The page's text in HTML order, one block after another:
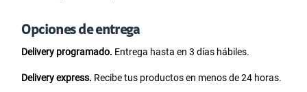
Opciones de entrega
Delivery programado. Entrega hasta en 3 días hábiles.
Delivery express. Recibe tus productos en menos de 24 horas.